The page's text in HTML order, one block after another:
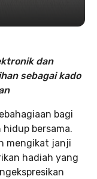
dan
sebagai kado
bagi
bersama.
mengikat janji
hadiah yang